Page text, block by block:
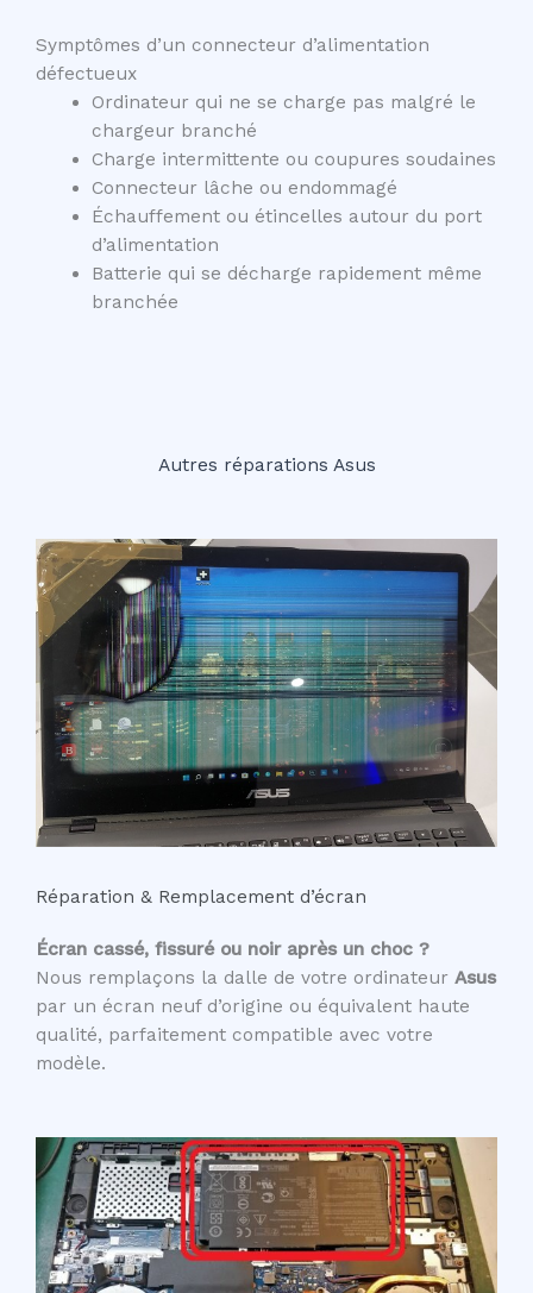
Symptômes d’un connecteur d’alimentation
défectueux
Ordinateur qui ne se charge pas malgré le
chargeur branché
Charge intermittente ou coupures soudaines
Connecteur lâche ou endommagé
Échauffement ou étincelles autour du port
d’alimentation
Batterie qui se décharge rapidement même
branchée
Autres réparations Asus
Réparation & Remplacement d’écran
Écran cassé, fissuré ou noir après un choc ?
Nous remplaçons la dalle de votre ordinateur Asus
par un écran neuf d’origine ou équivalent haute
qualité, parfaitement compatible avec votre
modèle.